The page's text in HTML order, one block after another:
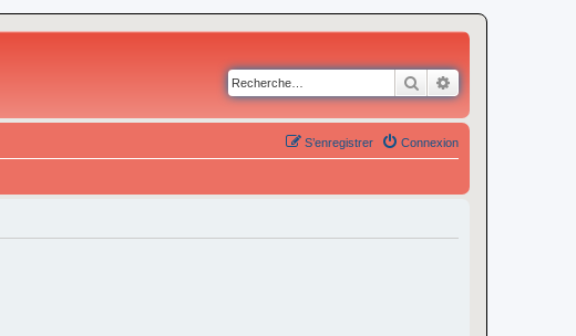
Rechercher
Connexion
S’enregistrer